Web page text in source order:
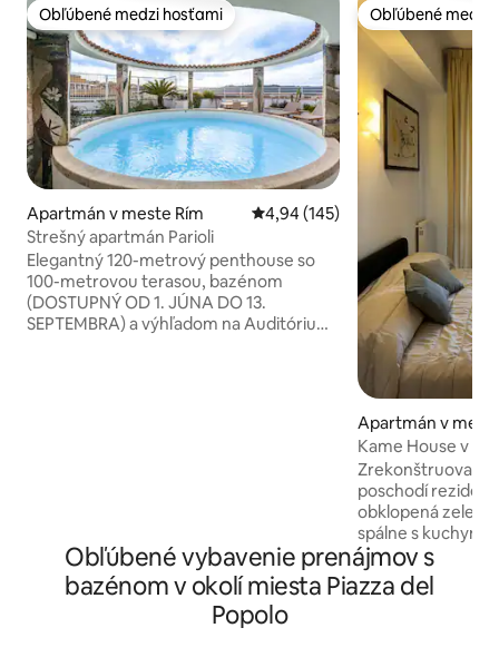
Obľúbené medzi hosťami
Obľúbené medzi hosťami
Apartmán v meste Rím Priemerné ohodnotenie 4,94 z
4,94 (145)
Strešný apartmán Parioli
Elegantný 120-metrový penthouse so
100-metrovou terasou, bazénom
(DOSTUPNÝ OD 1. JÚNA DO 13.
SEPTEMBRA) a výhľadom na Auditórium
centra.
Obľúbené medzi
Obľúbené medzi
Apartmán v
Kame House v
Zrekonštruovaná
poschodí
obklopená
spálne s
elektrickou
mikrovlnnou
kanvicou),
Obľúbené vybavenie prenájmov s
bazénom v okolí miesta Piazza del
Popolo